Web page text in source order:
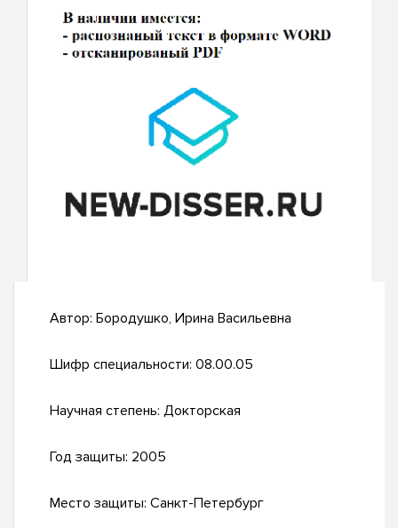
Автор: Бородушко, Ирина Васильевна
Шифр специальности: 08.00.05
Научная степень: Докторская
Год защиты: 2005
Место защиты: Санкт-Петербург